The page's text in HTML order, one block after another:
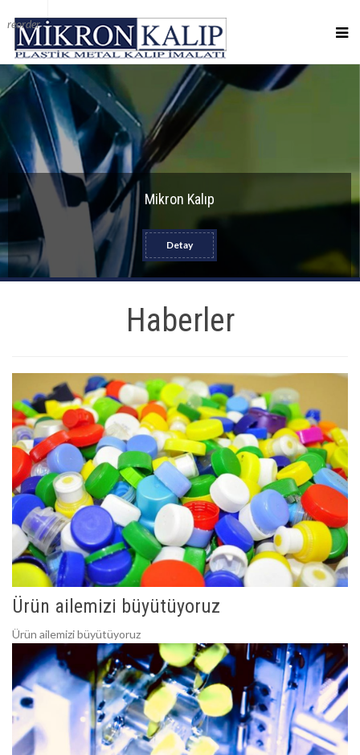
reorder
Mikron Kalıp
Detay
Haberler
Ürün ailemizi büyütüyoruz
Ürün ailemizi büyütüyoruz